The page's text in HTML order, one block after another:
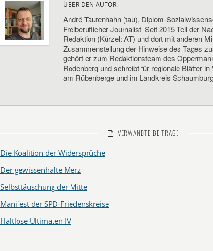
ÜBER DEN AUTOR:
André Tautenhahn (tau), Diplom-
Freiberuflicher Journalist. Seit 2015 Teil der
Redaktion (Kürzel: AT) und dort mit anderen
Zusammenstellung der Hinweise des Tages
gehört er zum Redaktionsteam des
Rodenberg und schreibt für regionale Blätter
am Rübenberge und im Landkreis
VERWANDTE BEITRÄGE
Die Koalition der Widersprüche
Der gewissenhafte Merz
Selbsttäuschung der Mitte
Manifest der SPD-Friedenskreise
Haltlose Ultimaten IV